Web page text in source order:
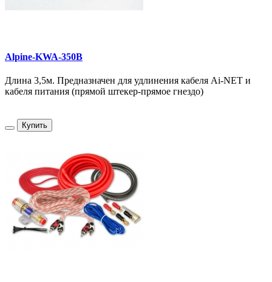
Alpine-KWA-350B
Длина 3,5м. Предназначен для удлинения кабеля Ai-NET и
кабеля питания (прямой штекер-прямое гнездо)
Купить